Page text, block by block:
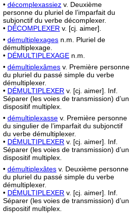
• décomplexassiez v. Deuxième
personne du pluriel de l’imparfait du
subjonctif du verbe décomplexer.
• DÉCOMPLEXER v. [cj. aimer].
• démultiplexages n.m. Pluriel de
démultiplexage.
• DÉMULTIPLEXAGE n.m.
• démultiplexâmes v. Première personne
du pluriel du passé simple du verbe
démultiplexer.
• DÉMULTIPLEXER v. [cj. aimer]. Inf.
Séparer (les voies de transmission) d’un
dispositif multiplex.
• démultiplexasse v. Première personne
du singulier de l’imparfait du subjonctif
du verbe démultiplexer.
• DÉMULTIPLEXER v. [cj. aimer]. Inf.
Séparer (les voies de transmission) d’un
dispositif multiplex.
• démultiplexâtes v. Deuxième personne
du pluriel du passé simple du verbe
démultiplexer.
• DÉMULTIPLEXER v. [cj. aimer]. Inf.
Séparer (les voies de transmission) d’un
dispositif multiplex.